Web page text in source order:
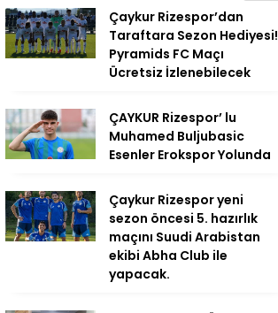
Çaykur Rizespor’dan
Taraftara Sezon Hediyesi!
Pyramids FC Maçı
Ücretsiz İzlenebilecek
ÇAYKUR Rizespor’ lu
Muhamed Buljubasic
Esenler Erokspor Yolunda
Çaykur Rizespor yeni
sezon öncesi 5. hazırlık
maçını Suudi Arabistan
ekibi Abha Club ile
yapacak.